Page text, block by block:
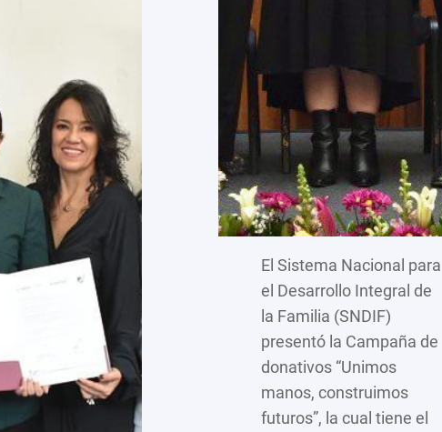
El Sistema Nacional para
el Desarrollo Integral de
la Familia (SNDIF)
presentó la Campaña de
donativos “Unimos
manos, construimos
futuros”, la cual tiene el